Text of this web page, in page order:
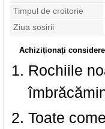
Timpul de croitorie
Ziua sosirii
Achiziționați
Rochiile
Toate